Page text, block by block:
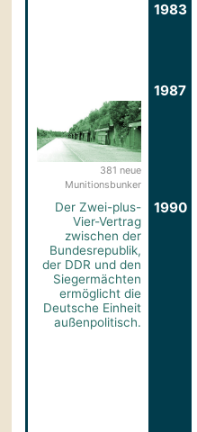
1983
381 neue
Munitionsbunker
1987
Der Zwei-plus-
Vier-Vertrag
zwischen der
Bundesrepublik,
der DDR und den
Siegermächten
ermöglicht die
Deutsche Einheit
außenpolitisch.
1990